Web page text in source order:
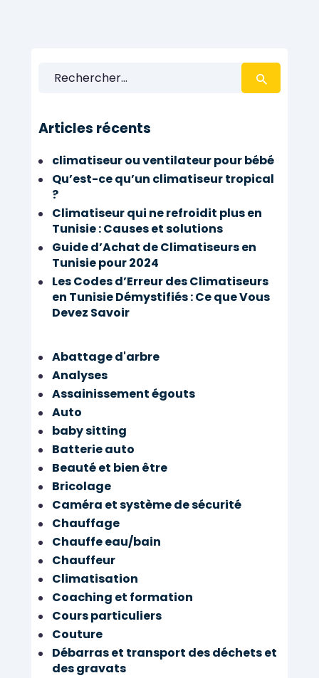
Rechercher :
Articles récents
climatiseur ou ventilateur pour bébé
Qu’est-ce qu’un climatiseur tropical
?
Climatiseur qui ne refroidit plus en
Tunisie : Causes et solutions
Guide d’Achat de Climatiseurs en
Tunisie pour 2024
Les Codes d’Erreur des Climatiseurs
en Tunisie Démystifiés : Ce que Vous
Devez Savoir
Abattage d'arbre
Analyses
Assainissement égouts
Auto
baby sitting
Batterie auto
Beauté et bien être
Bricolage
Caméra et système de sécurité
Chauffage
Chauffe eau/bain
Chauffeur
Climatisation
Coaching et formation
Cours particuliers
Couture
Débarras et transport des déchets et
des gravats